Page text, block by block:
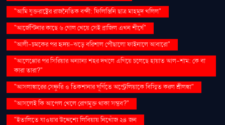
"আমি যুক্তরাষ্ট্রের রাজনৈতিক বন্দী: ফিলিস্তিনি ছাত্র মাহমুদ খলিল"
"আর্জেন্টিনার কাছে ৬ গোল খেয়ে সেই ব্রাজিল এখন শীর্ষে"
"আলী-চমকের পর হৃদয়-ঝড়ে বরিশাল পৌঁছালো ফাইনালে আবারো"
"আলেপ্পোর পর সিরিয়ার অন্যান্য শহর দখলে এগিয়ে চলেছে হায়াত আল-শাম: কে বা
কারা তারা?"
"আসলাঙ্কারের সেঞ্চুরি ও তিকশানার ঘূর্ণিতে অস্ট্রেলিয়াকে বিস্মিত করল শ্রীলঙ্কা"
"আসলেই কি আপেল খেলে রোগমুক্ত থাকা সম্ভব?"
"ইতালিতে যাওয়ার উদ্দেশ্যে লিবিয়ায় নিখোঁজ ২৪ জন